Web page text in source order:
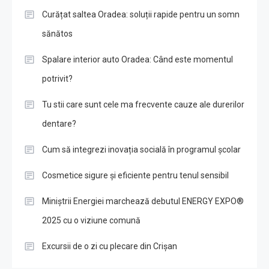
Curățat saltea Oradea: soluții rapide pentru un somn
sănătos
Spalare interior auto Oradea: Când este momentul
potrivit?
Tu stii care sunt cele ma frecvente cauze ale durerilor
dentare?
Cum să integrezi inovația socială în programul școlar
Cosmetice sigure și eficiente pentru tenul sensibil
Miniștrii Energiei marchează debutul ENERGY EXPO®
2025 cu o viziune comună
Excursii de o zi cu plecare din Crișan